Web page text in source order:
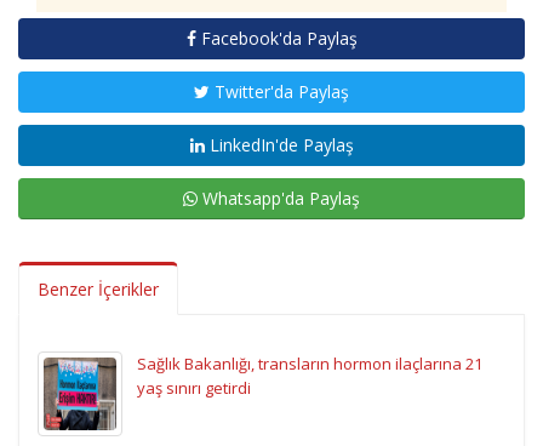
Facebook'da Paylaş
Twitter'da Paylaş
LinkedIn'de Paylaş
Whatsapp'da Paylaş
Benzer İçerikler
Sağlık Bakanlığı, transların hormon ilaçlarına 21
yaş sınırı getirdi